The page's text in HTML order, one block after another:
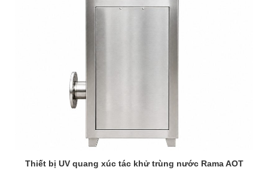
Thiết bị UV quang xúc tác khử trùng nước Rama AOT